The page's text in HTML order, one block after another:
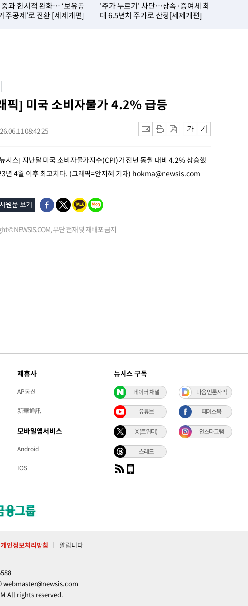
과 한시적 완화… ‘보유공
주공제’로 전환 [세제개편]
'주가 누르기' 차단…상속·증여세 최
대 6.5년치 주가로 산정[세제개편]
픽] 미국 소비자물가 4.2% 급등
08:42:25
시스] 지난달 미국 소비자물가지수(CPI)가 전년 동월 대비 4.2% 상승했
년 4월 이후 최고치다. (그래픽=안지혜 기자) hokma@newsis.com
© NEWSIS.COM, 무단 전재 및 재배포 금지
제휴사
AP통신
新華通訊
모바일앱서비스
Android
IOS
뉴시스 구독
네이버 채널 다음 언론사픽
유튜브 페이스북
X (트위터) 인스타그램
스레드
개인정보처리방침 알립니다
webmaster@newsis.com
All rights reserved.